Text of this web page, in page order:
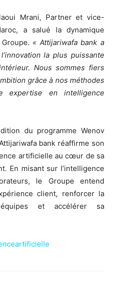
Mrani, Partner et vice-
a salué la dynamique
« Attijariwafa bank a
la plus puissante
Nous sommes fiers
grâce à nos méthodes
expertise en intelligence
du programme Wenov
bank réaffirme son
artificielle au cœur de sa
En misant sur l’intelligence
le Groupe entend
client, renforcer la
et accélérer sa